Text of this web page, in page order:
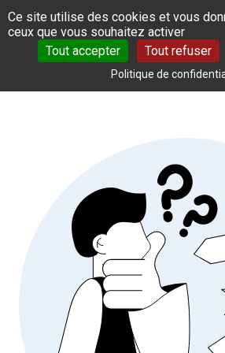
Panneau de gestion des cookies
Ce site utilise des cookies et vous
ceux que vous souhaitez activer
Tout accepter
Tout refuser
Politique de